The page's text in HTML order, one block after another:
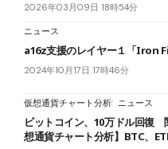
2026年03月09日 18時54分
ニュース
a16z支援のレイヤー１「Iron
2024年10月17日 17時46分
仮想通貨チャート分析 ニュース
ビットコイン、10万ドル回復
想通貨チャート分析】BTC、